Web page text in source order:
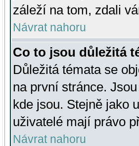
záleží na tom, zdali
Návrat nahoru
Co to jsou důležitá
Důležitá témata se
na první stránce.
kde jsou. Stejně jako
uživatelé mají právo
Návrat nahoru